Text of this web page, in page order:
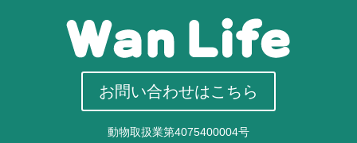
お問い合わせはこちら
動物取扱業第4075400004号